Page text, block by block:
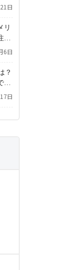
日
リ
意
6日
？
徹
日